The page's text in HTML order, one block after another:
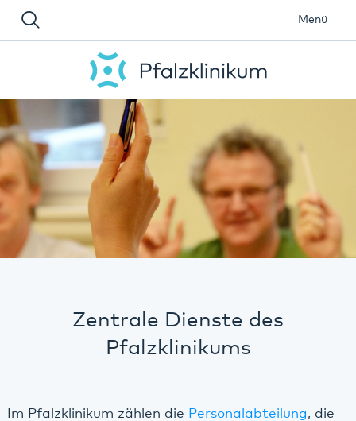
Menü
Zentrale Dienste des
Pfalzklinikums
Im Pfalzklinikum zählen die Personalabteilung, die